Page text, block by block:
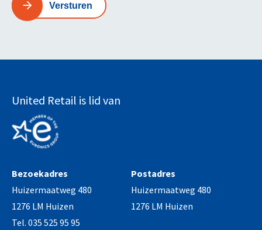
Versturen
United Retail is lid van
Bezoekadres
Huizermaatweg 480
1276 LM Huizen
Tel. 035 525 95 95
Postadres
Huizermaatweg 480
1276 LM Huizen